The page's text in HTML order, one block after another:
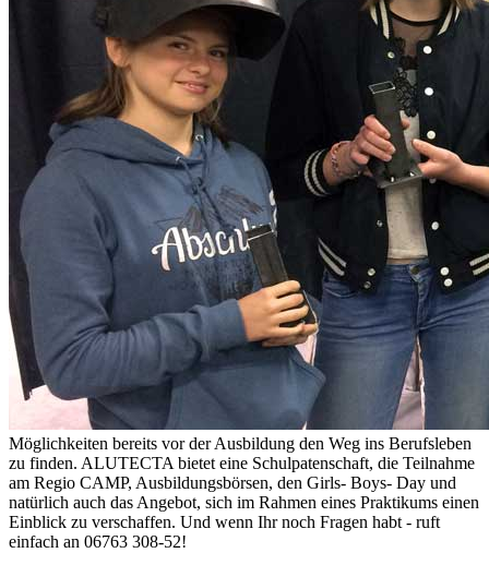
Möglichkeiten bereits vor der Ausbildung den Weg ins Berufsleben
zu finden. ALUTECTA bietet eine Schulpatenschaft, die Teilnahme
am Regio CAMP, Ausbildungsbörsen, den Girls- Boys- Day und
natürlich auch das Angebot, sich im Rahmen eines Praktikums einen
Einblick zu verschaffen. Und wenn Ihr noch Fragen habt - ruft
einfach an 06763 308-52!